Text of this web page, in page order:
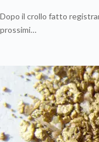
Dopo il crollo fatto
prossimi…